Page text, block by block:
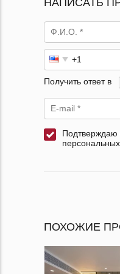
Получить ответ в
Подтверждаю
ПОХОЖИЕ